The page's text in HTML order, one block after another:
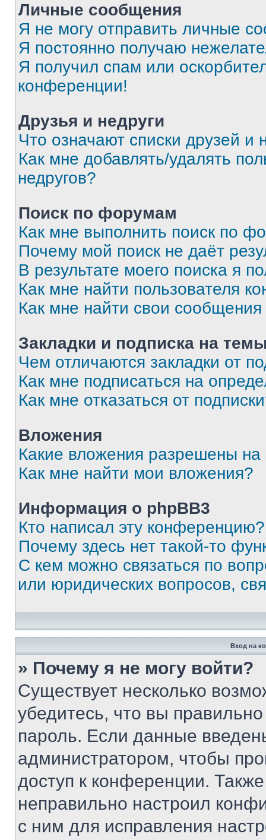
Личные сообщения
Я не могу отправить личные
Я постоянно получаю
Я получил спам или
конференции!
Друзья и недруги
Что означают списки друзей и
Как мне добавлять/удалять
недругов?
Поиск по форумам
Как мне выполнить поиск по
Почему мой поиск не даёт
В результате моего поиска я
Как мне найти пользователя
Как мне найти свои
Закладки и подписка на
Чем отличаются закладки от
Как мне подписаться на
Как мне отказаться от
Вложения
Какие вложения разрешены
Как мне найти мои вложения?
Информация о phpBB3
Кто написал эту конференцию?
Почему здесь нет такой-то
С кем можно связаться по
или юридических вопросов,
Вход на
» Почему я не могу войти?
Существует несколько
убедитесь, что вы
пароль. Если данные
администратором, чтобы
доступ к конференции.
неправильно настроил
с ним для исправления